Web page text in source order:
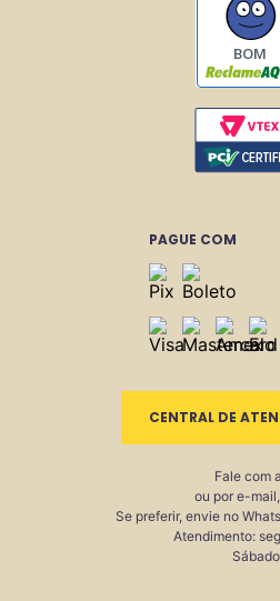
BOM
PAGUE COM
CENTRAL DE
Fale com
ou por e-
Se preferir, envie no
Atendimento: